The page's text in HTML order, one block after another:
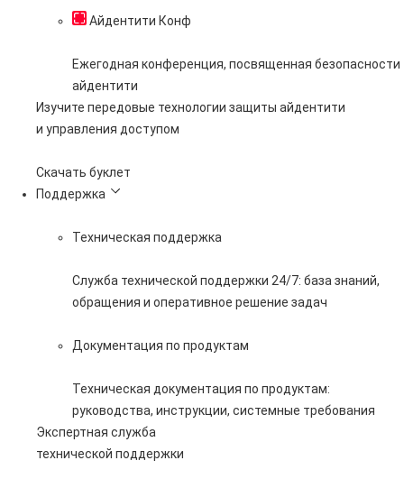
Айдентити Конф
Ежегодная конференция, посвященная безопасности
айдентити
Изучите передовые технологии защиты айдентити
и управления доступом
Скачать буклет
Поддержка
Техническая поддержка
Служба технической поддержки 24/7: база знаний,
обращения и оперативное решение задач
Документация по продуктам
Техническая документация по продуктам:
руководства, инструкции, системные требования
Экспертная служба
технической поддержки